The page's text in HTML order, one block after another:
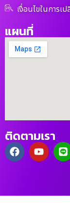
เงื่อนไขในการ
แผนที่
ติดตามเรา